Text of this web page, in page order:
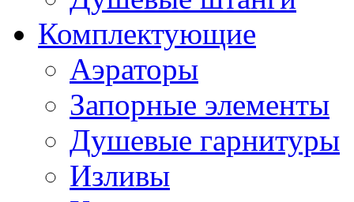
Комплектующие
Аэраторы
Запорные элементы
Душевые гарнитуры
Изливы